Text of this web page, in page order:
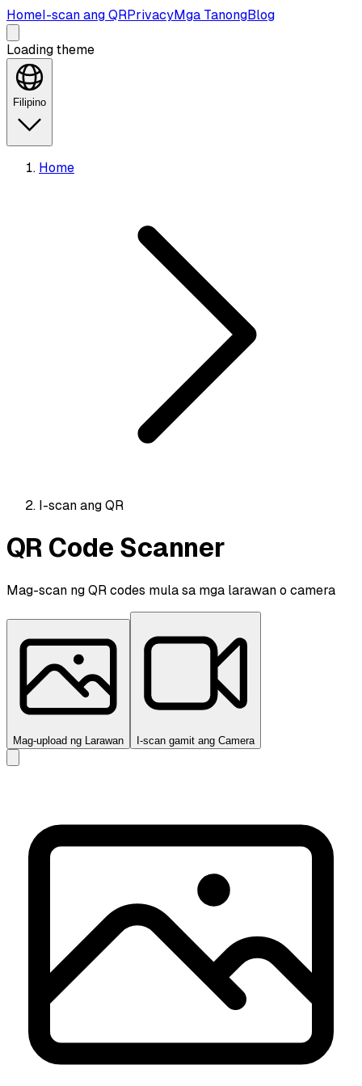
HomeI-scan ang QRPrivacyMga TanongBlog
Loading theme
Filipino
Home
I-scan ang QR
QR Code Scanner
Mag-scan ng QR codes mula sa mga larawan o camera
Mag-upload ng Larawan I-scan gamit ang Camera